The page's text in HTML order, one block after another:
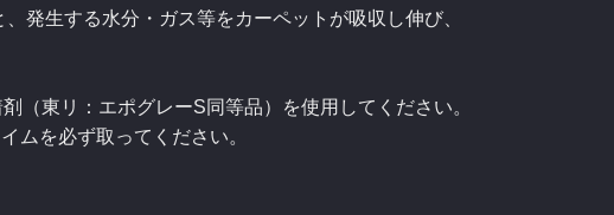
発生する水分・ガス等をカーペットが吸収し伸び、
（東リ：エポグレーS同等品）を使用してください。
ムを必ず取ってください。